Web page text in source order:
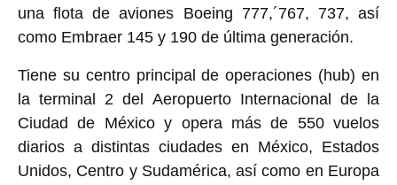
una flota de aviones Boeing 777,´767, 737, así
como Embraer 145 y 190 de última generación.
Tiene su centro principal de operaciones (hub) en
la terminal 2 del Aeropuerto Internacional de la
Ciudad de México y opera más de 550 vuelos
diarios a distintas ciudades en México, Estados
Unidos, Centro y Sudamérica, así como en Europa